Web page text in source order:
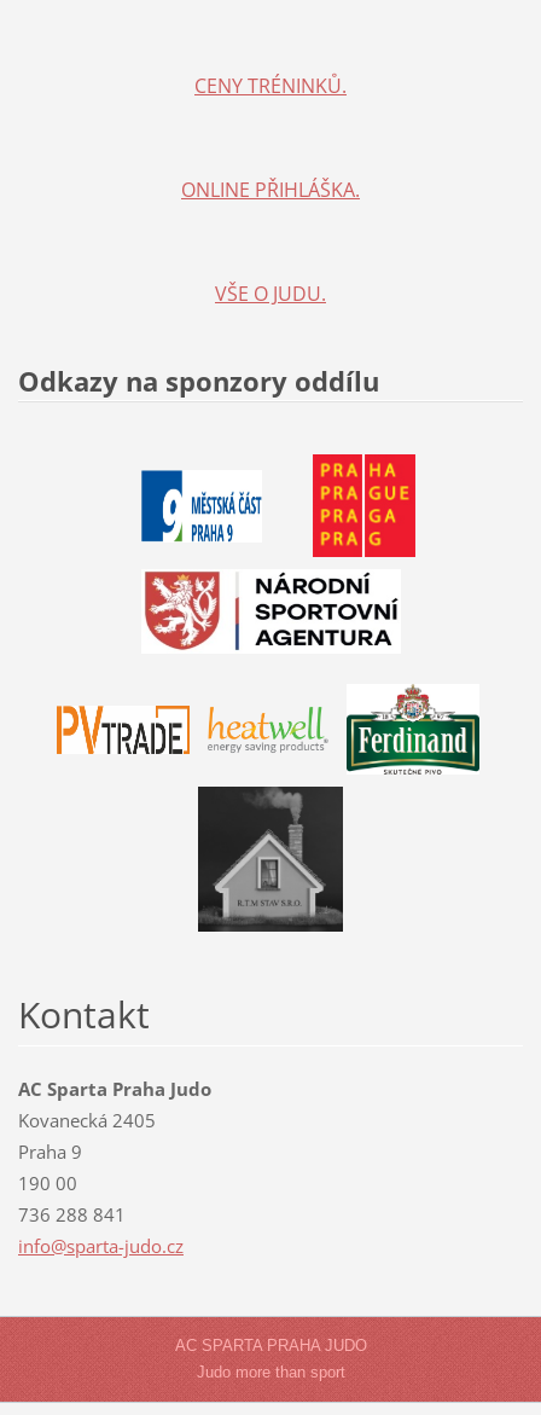
CENY TRÉNINKŮ.
ONLINE PŘIHLÁŠKA.
VŠE O JUDU.
Odkazy na sponzory oddílu
Kontakt
AC Sparta Praha Judo
Kovanecká 2405
Praha 9
190 00
736 288 841
info@sparta-judo.cz
AC SPARTA PRAHA JUDO
Judo more than sport